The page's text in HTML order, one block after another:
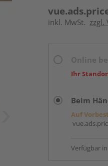
inkl. MwSt. zzgl.
Ihr
Beim
Auf
Verfügbar